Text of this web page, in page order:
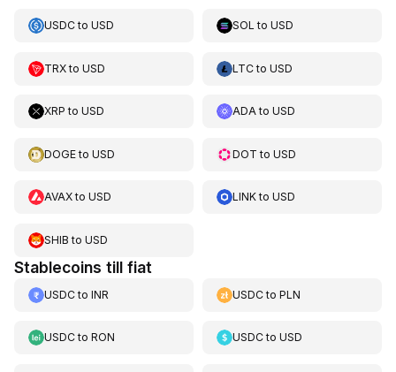
USDCto USD SOL toUSD
TRXto USD LTCtoUSD
XRP to USD ADAtoUSD
DOGEto USD DOT toUSD
AVAXto USD LINKtoUSD
SHIB to USD
Stablecoins till fiat
USDCto INR USDCtoPLN
USDCto RON USDCtoUSD